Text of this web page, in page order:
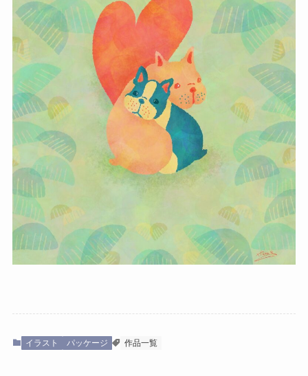
イラスト パッケージ 作品一覧